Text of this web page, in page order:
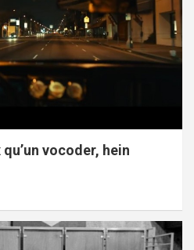
qu’un vocoder, hein